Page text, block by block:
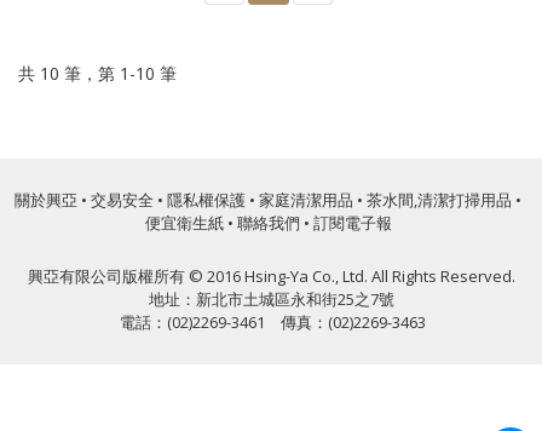
共 10 筆，第 1-10 筆
關於興亞 • 交易安全 • 隱私權保護 • 家庭清潔用品 • 茶水間,清潔打掃用品 •
便宜衛生紙 • 聯絡我們 • 訂閱電子報
興亞有限公司版權所有 © 2016 Hsing-Ya Co., Ltd. All Rights Reserved.
地址：新北市土城區永和街25之7號
電話：(02)2269-3461 傳真：(02)2269-3463